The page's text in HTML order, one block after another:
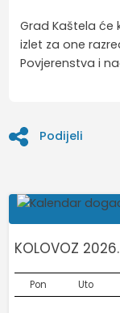
Grad Kaštela će
izlet za one
Povjerenstva i
Podijeli
KOLOVOZ 2026.
Pon Uto